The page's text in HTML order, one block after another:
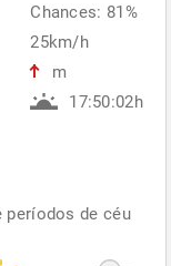
Chances: 81%
25km/h
m
17:50:02h
períodos de céu